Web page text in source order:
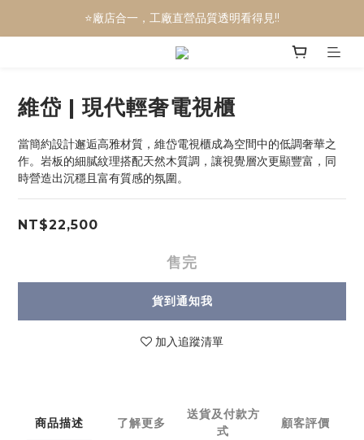
🎉電動沙發三萬有找
⭐廠店合一，工廠直營品質透明看得見!!
🎉全屋訂製服務，你的家一次搞定
維岱 | 現代輕奢電視櫃
當簡約設計邂逅高雅材質，維岱電視櫃成為空間中的低調奢華之
作。岩板的細膩紋理搭配天然木質調，讓視覺層次更顯豐富，同
時營造出沉穩且富有質感的氛圍。
NT$22,500
售完
貨到通知我
加入追蹤清單
商品描述 了解更多
送貨及付款方
式
顧客評價